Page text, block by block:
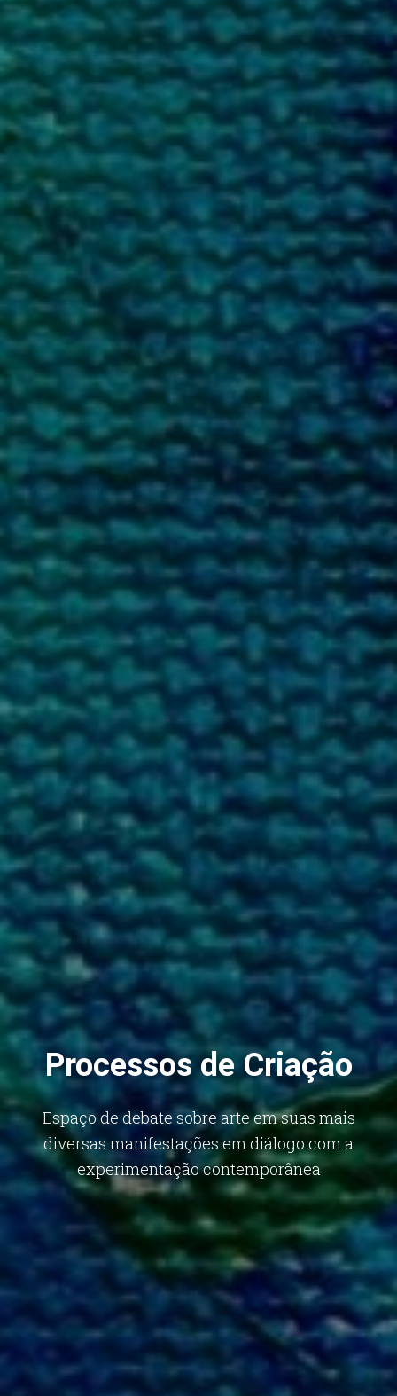
Processos de Criação
Espaço de debate sobre arte em suas mais
diversas manifestações em diálogo com a
experimentação contemporânea